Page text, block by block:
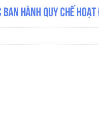
Ban hành Quy chế